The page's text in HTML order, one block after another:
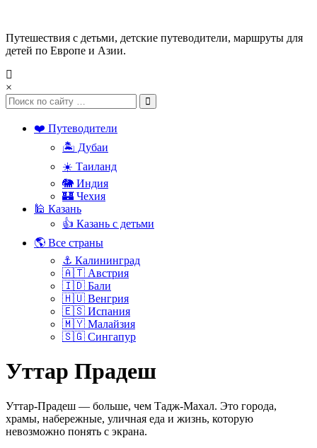
Путешествия с детьми, детские путеводители, маршруты для
детей по Европе и Азии.
×
❤️ Путеводители
🏝️ Дубаи
☀️ Таиланд
🐘 Индия
🏰 Чехия
🕌 Казань
👍 Казань с детьми
🌎 Все страны
⚓ Калининград
🇦🇹 Австрия
🇮🇩 Бали
🇭🇺 Венгрия
🇪🇸 Испания
🇲🇾 Малайзия
🇸🇬 Сингапур
Уттар Прадеш
Уттар-Прадеш — больше, чем Тадж-Махал. Это города,
храмы, набережные, уличная еда и жизнь, которую
невозможно понять с экрана.